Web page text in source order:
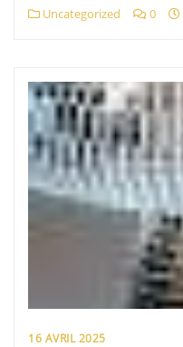
Uncategorized 0
16 AVRIL 2025